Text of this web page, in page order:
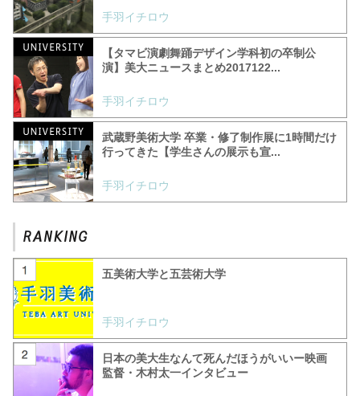
手羽イチロウ
【タマビ演劇舞踊デザイン学科初の卒制公
演】美大ニュースまとめ2017122...
手羽イチロウ
武蔵野美術大学 卒業・修了制作展に1時間だけ
行ってきた【学生さんの展示も宣...
手羽イチロウ
五美術大学と五芸術大学
手羽イチロウ
日本の美大生なんて死んだほうがいいー映画
監督・木村太一インタビュー